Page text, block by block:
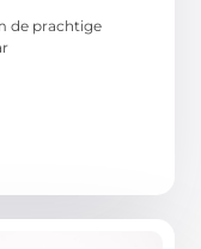
de prachtige